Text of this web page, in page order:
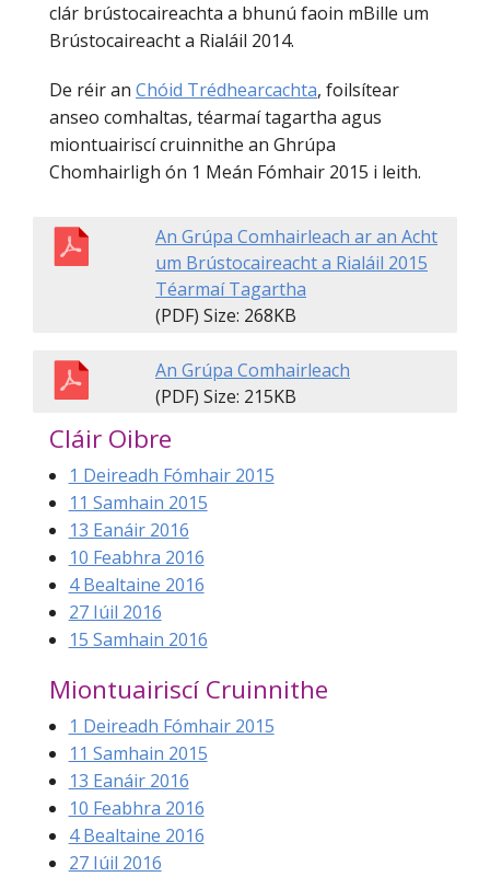
clár brústocaireachta a bhunú faoin mBille um
Brústocaireacht a Rialáil 2014.
De réir an Chóid Trédhearcachta, foilsítear
anseo comhaltas, téarmaí tagartha agus
miontuairiscí cruinnithe an Ghrúpa
Chomhairligh ón 1 Meán Fómhair 2015 i leith.
An Grúpa Comhairleach ar an Acht
um Brústocaireacht a Rialáil 2015
Téarmaí Tagartha
(PDF) Size: 268KB
An Grúpa Comhairleach
(PDF) Size: 215KB
Cláir Oibre
1 Deireadh Fómhair 2015
11 Samhain 2015
13 Eanáir 2016
10 Feabhra 2016
4 Bealtaine 2016
27 Iúil 2016
15 Samhain 2016
Miontuairiscí Cruinnithe
1 Deireadh Fómhair 2015
11 Samhain 2015
13 Eanáir 2016
10 Feabhra 2016
4 Bealtaine 2016
27 Iúil 2016